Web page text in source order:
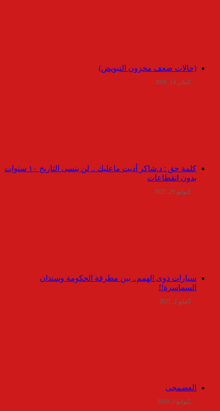
(حالات ضعف مخزون التبويض)
يناير 14, 2020
كلمة حق : د.شاكر أديت ماعليك .. لن ينسى التاريخ ١٠ سنوات
بدون انقطاعات
يوليو 29, 2023
سيارات ذوى الهمم.. بين مطرقة الحكومة وسندان
السماسرة!!
مايو 2, 2021
العضمجى
يوليو 2, 2019